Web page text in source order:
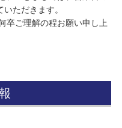
ただきます。
卒ご理解の程お願い申し上